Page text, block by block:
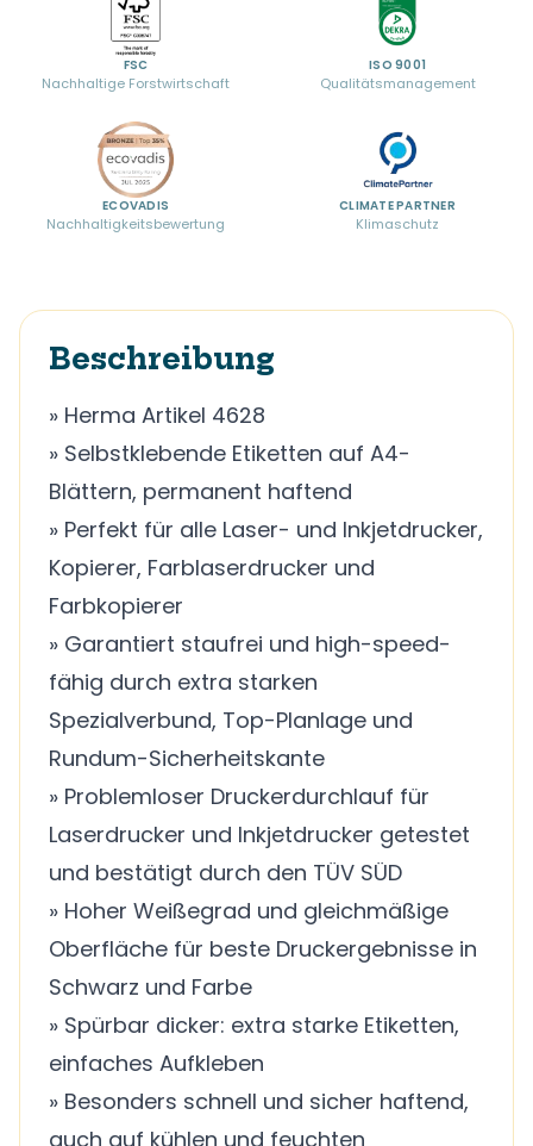
FSC
Nachhaltige Forstwirtschaft
ISO 9001
Qualitätsmanagement
ECOVADIS
Nachhaltigkeitsbewertung
CLIMATE PARTNER
Klimaschutz
Beschreibung
» Herma Artikel 4628
» Selbstklebende Etiketten auf A4-
Blättern, permanent haftend
» Perfekt für alle Laser- und Inkjetdrucker,
Kopierer, Farblaserdrucker und
Farbkopierer
» Garantiert staufrei und high-speed-
fähig durch extra starken
Spezialverbund, Top-Planlage und
Rundum-Sicherheitskante
» Problemloser Druckerdurchlauf für
Laserdrucker und Inkjetdrucker getestet
und bestätigt durch den TÜV SÜD
» Hoher Weißegrad und gleichmäßige
Oberfläche für beste Druckergebnisse in
Schwarz und Farbe
» Spürbar dicker: extra starke Etiketten,
einfaches Aufkleben
» Besonders schnell und sicher haftend,
auch auf kühlen und feuchten